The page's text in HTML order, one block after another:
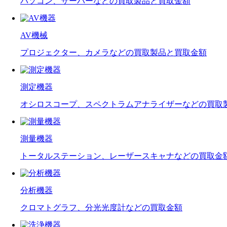
AV機械
プロジェクター、カメラなどの買取製品と買取金額
測定機器
オシロスコープ、スペクトラムアナライザーなどの買取
測量機器
トータルステーション、レーザースキャナなどの買取金
分析機器
クロマトグラフ、分光光度計などの買取金額